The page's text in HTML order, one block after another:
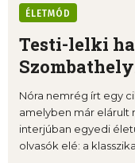
ÉLETMÓD
Testi-lelki
Nóra nemrég írt egy
amelyben már elárult
interjúban egyedi
olvasók elé: a